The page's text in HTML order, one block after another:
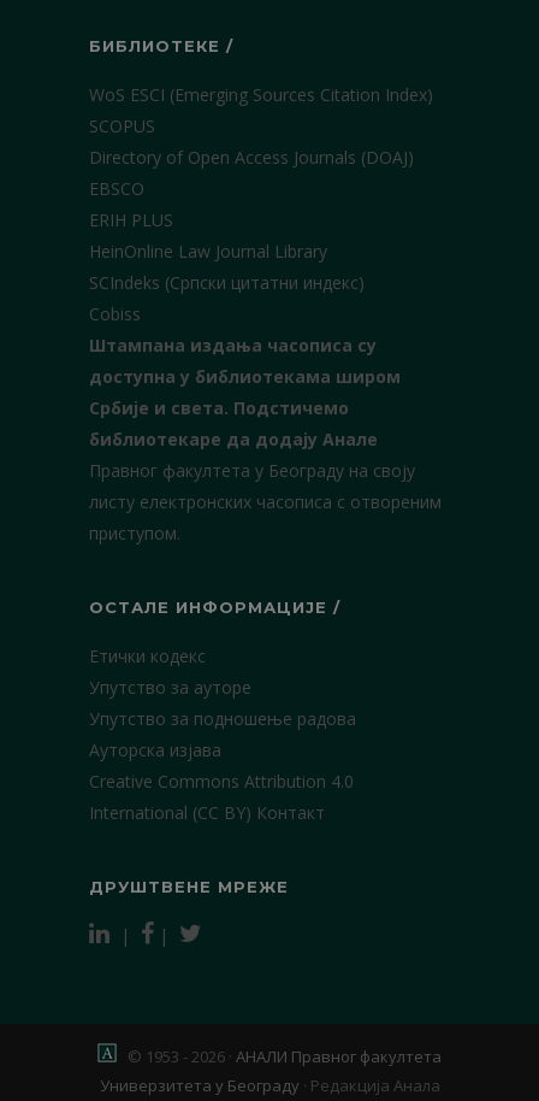
БИБЛИОТЕКЕ /
WoS ESCI (Emerging Sources Citation Index)
SCOPUS
Directory of Open Access Journals (DOAJ)
EBSCO
ERIH PLUS
HeinOnline Law Journal Library
SCIndeks (Српски цитатни индекс)
Cobiss
Штампана издања часописа су
доступна у библиотекама широм
Србије и света. Подстичемо
библиотекаре да додају Анале
Правног факултета у Београду на своју
листу електронских часописа с отвореним
приступом.
ОСТАЛЕ ИНФОРМАЦИЈЕ /
Етички кодекс
Упутство за ауторе
Упутство за подношење радова
Ауторска изјава
Creative Commons Attribution 4.0
International (CC BY) Контакт
ДРУШТВЕНЕ МРЕЖЕ
| |
© 1953 - 2026 · АНАЛИ Правног факултета
Универзитета у Београду · Редакција Анала